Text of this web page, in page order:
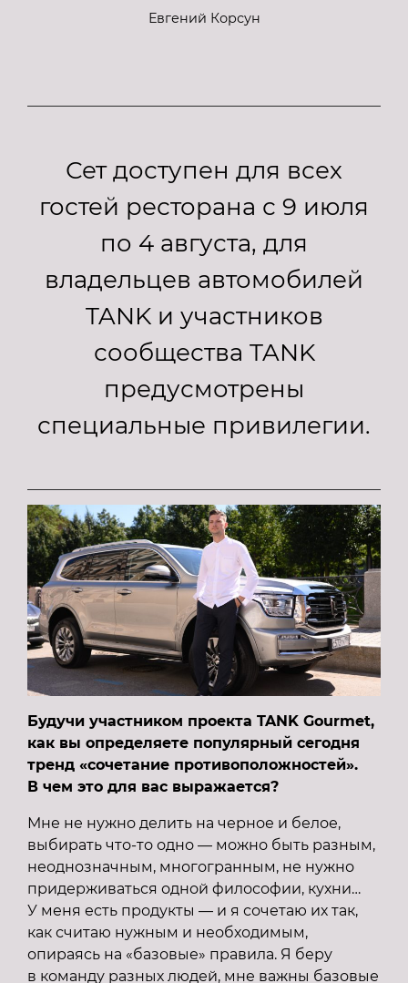
Евгений Корсун
Сет доступен для всех
гостей ресторана с 9 июля
по 4 августа, для
владельцев автомобилей
TANK и участников
сообщества TANK
предусмотрены
специальные привилегии.
Будучи участником проекта TANK Gourmet,
как вы определяете популярный сегодня
тренд «сочетание противоположностей».
В чем это для вас выражается?
Мне не нужно делить на черное и белое,
выбирать что-то одно — можно быть разным,
неоднозначным, многогранным, не нужно
придерживаться одной философии, кухни…
У меня есть продукты — и я сочетаю их так,
как считаю нужным и необходимым,
опираясь на «базовые» правила. Я беру
в команду разных людей, мне важны базовые